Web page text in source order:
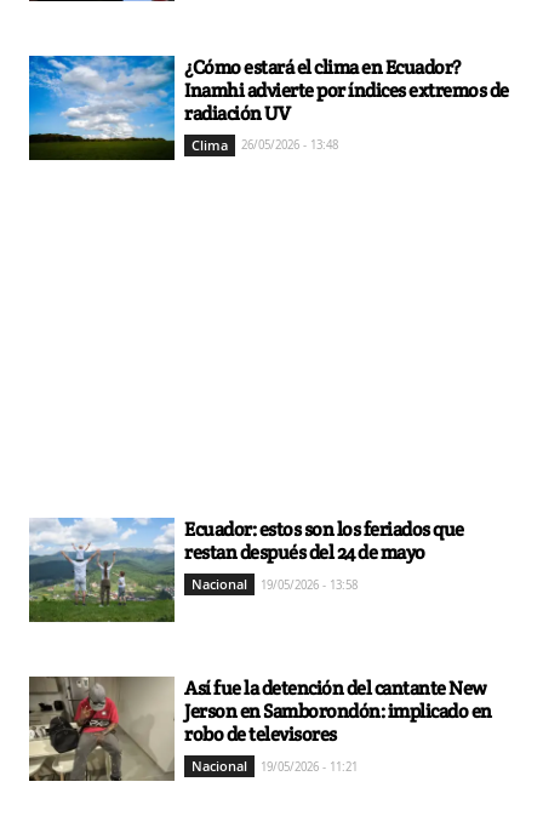
¿Cómo estará el clima en Ecuador?
Inamhi advierte por índices extremos de
radiación UV
Clima 26/05/2026 - 13:48
Ecuador: estos son los feriados que
restan después del 24 de mayo
Nacional 19/05/2026 - 13:58
Así fue la detención del cantante New
Jerson en Samborondón: implicado en
robo de televisores
Nacional 19/05/2026 - 11:21